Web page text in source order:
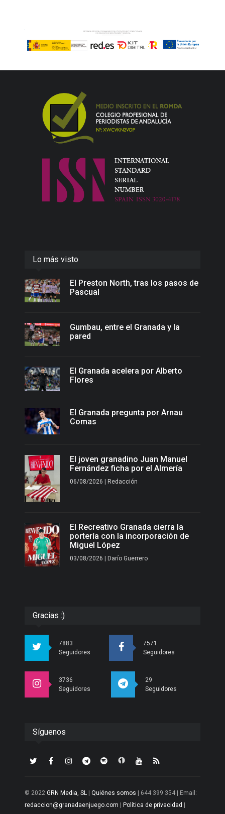
Lo más visto
El Preston North, tras los pasos de
Pascual
Gumbau, entre el Granada y la
pared
El Granada acelera por Alberto
Flores
El Granada pregunta por Arnau
Comas
El joven granadino Juan Manuel
Fernández ficha por el Almería
06/08/2026 | Redacción
El Recreativo Granada cierra la
portería con la incorporación de
Miguel López
03/08/2026 | Darío Guerrero
Gracias :)
7883
Seguidores
7571
Seguidores
3736
Seguidores
29
Seguidores
Síguenos
© 2022 GRN Media, SL Quiénes somos | 644 399 354 | Email:
redaccion@granadaenjuego.com
Política de privacidad